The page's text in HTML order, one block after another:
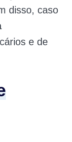
disso, caso
e de